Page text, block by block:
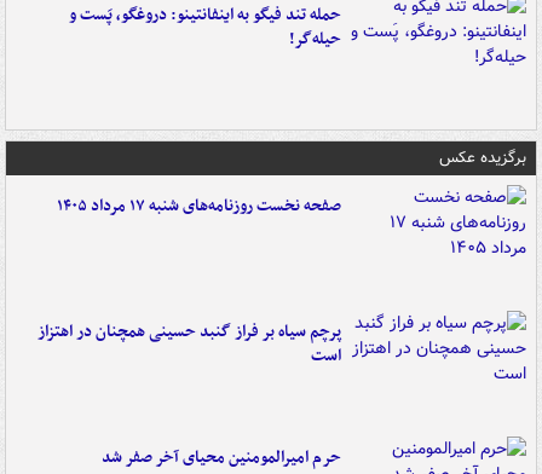
حمله تند فیگو به اینفانتینو: دروغگو، پَست‌ و
حیله‌گر!
برگزیده عکس
صفحه نخست روزنامه‌های شنبه ۱۷ مرداد ۱۴۰۵
پرچم سیاه بر فراز گنبد حسینی همچنان در اهتزاز
است
حرم امیرالمومنین محیای آخر صفر شد